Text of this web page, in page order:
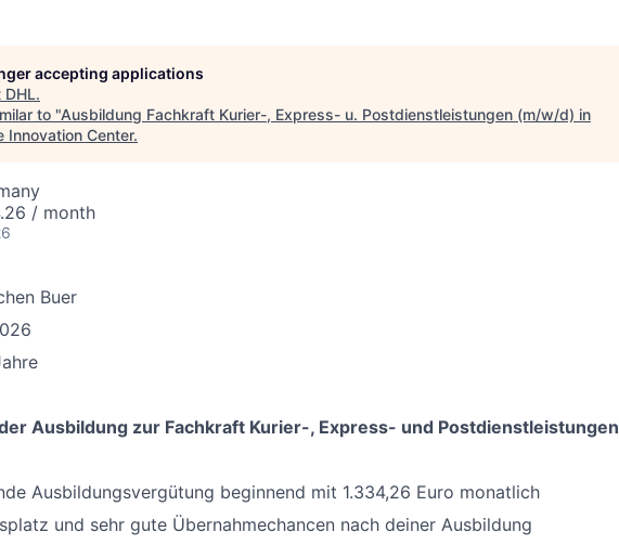
accepting applications
DHL.
to "Ausbildung Fachkraft Kurier-, Express- u. Postdienstleistungen (m/w/d) in
Innovation Center.
/ month
Buer
Ausbildung zur Fachkraft Kurier-, Express- und Postdienstleistungen
Ausbildungsvergütung beginnend mit 1.334,26 Euro monatlich
und sehr gute Übernahmechancen nach deiner Ausbildung